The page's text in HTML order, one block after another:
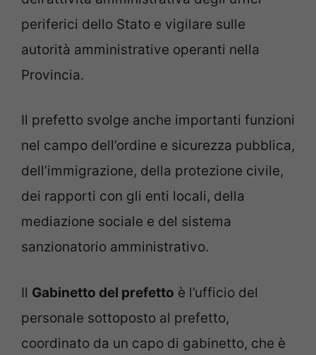
periferici dello Stato e vigilare sulle
autorità amministrative operanti nella
Provincia.
Il prefetto svolge anche importanti funzioni
nel campo dell’ordine e sicurezza pubblica,
dell’immigrazione, della protezione civile,
dei rapporti con gli enti locali, della
mediazione sociale e del sistema
sanzionatorio amministrativo.
Il Gabinetto del prefetto è l’ufficio del
personale sottoposto al prefetto,
coordinato da un capo di gabinetto, che è